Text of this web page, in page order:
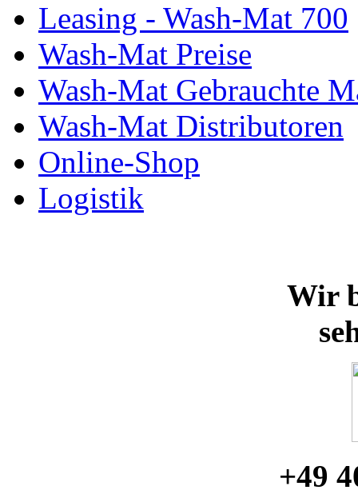
Leasing - Wash-Mat 700
Wash-Mat Preise
Wash-Mat Gebrauchte
Wash-Mat Distributoren
Online-Shop
Logistik
Wir
+49